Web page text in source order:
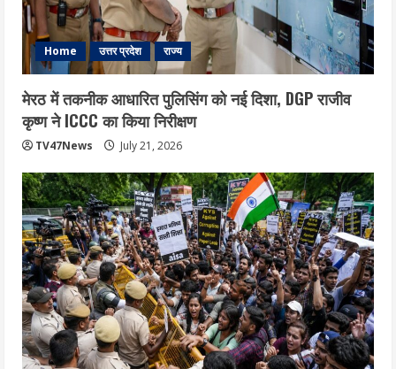
Home उत्तर प्रदेश राज्य
मेरठ में तकनीक आधारित पुलिसिंग को नई दिशा, DGP राजीव
कृष्ण ने ICCC का किया निरीक्षण
TV47News July 21, 2026